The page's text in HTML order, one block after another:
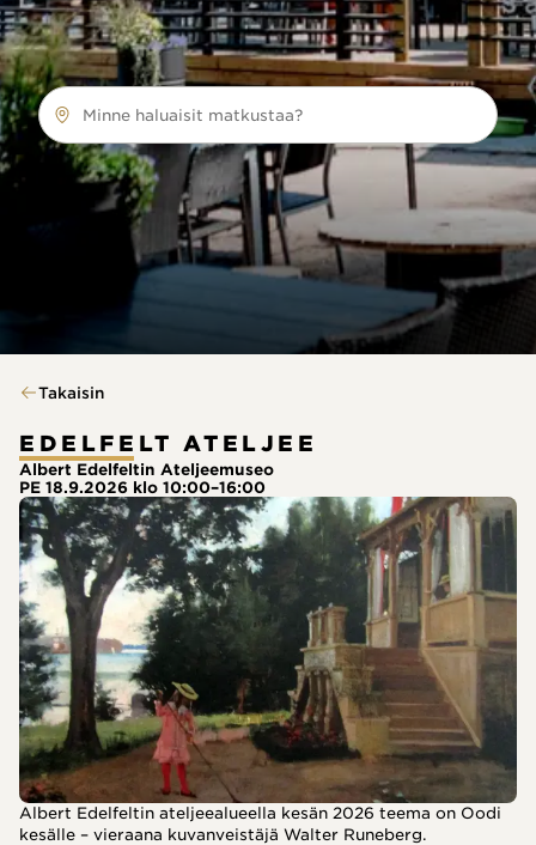
Minne haluaisit matkustaa?
Takaisin
EDELFELT ATELJEE
Albert Edelfeltin Ateljeemuseo
PE 18.9.2026 klo 10:00–16:00
Albert Edelfeltin ateljeealueella kesän 2026 teema on Oodi
kesälle – vieraana kuvanveistäjä Walter Runeberg.